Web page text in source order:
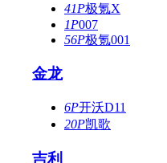
41P极氪X
1P007
56P极氪001
金龙
6P开沃D11
20P凯歌
吉利